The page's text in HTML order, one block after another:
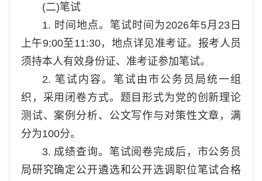
(二)笔试
1. 时间地点。笔试时间为2026年5月23日
上午9:00至11:30，地点详见准考证。报考人员
须持本人有效身份证、准考证参加笔试。
2. 笔试内容。笔试由市公务员局统一组
织，采用闭卷方式。题目形式为党的创新理论
测试、案例分析、公文写作与对策性文章，满
分为100分。
3. 成绩查询。笔试阅卷完成后，市公务员
局研究确定公开遴选和公开选调职位笔试合格